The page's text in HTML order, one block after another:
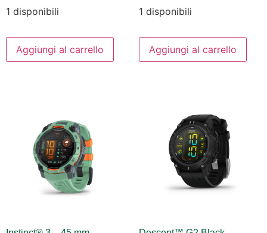
1 disponibili
Aggiungi al carrello
1 disponibili
Aggiungi al carrello